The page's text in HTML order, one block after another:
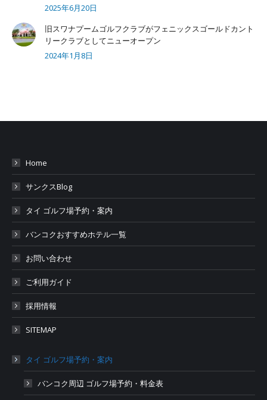
2025年6月20日
旧スワナプームゴルフクラブがフェニックスゴールドカント
リークラブとしてニューオープン
2024年1月8日
Home
サンクスBlog
タイ ゴルフ場予約・案内
バンコクおすすめホテル一覧
お問い合わせ
ご利用ガイド
採用情報
SITEMAP
タイ ゴルフ場予約・案内
バンコク周辺 ゴルフ場予約・料金表